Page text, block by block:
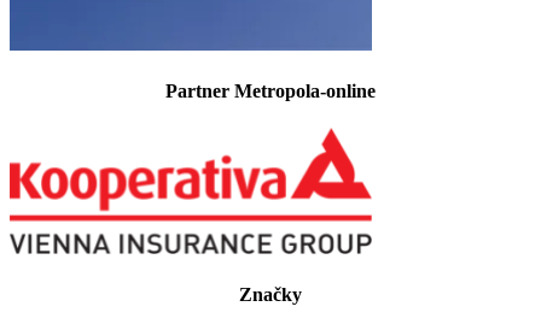
Partner Metropola-online
Značky